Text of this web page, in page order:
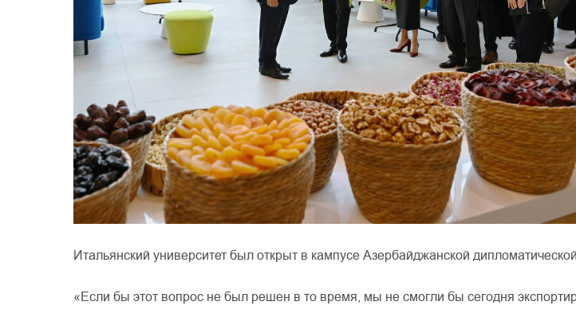
Итальянский университетбылоткрыт в кампусеАзербайджанской дипломатической
«Если бы этот вопрос небыл решен в то время, мы несмогли бы сегодня